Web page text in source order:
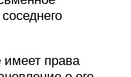
имеет права